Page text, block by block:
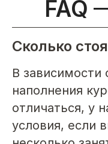
FAQ
Сколько
В зависимости
наполнения
отличаться, у
условия, если